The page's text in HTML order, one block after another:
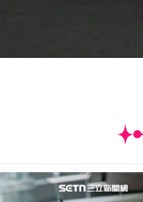
/42)林莎、巫